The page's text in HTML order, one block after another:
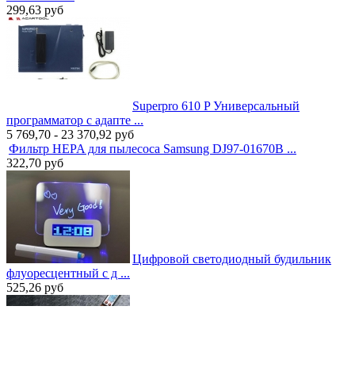
299,63 руб
Superpro 610 P Универсальный
программатор с адапте ...
5 769,70 - 23 370,92 руб
Фильтр HEPA для пылесоса Samsung DJ97-01670B ...
322,70 руб
Цифровой светодиодный будильник
флуоресцентный с д ...
525,26 руб